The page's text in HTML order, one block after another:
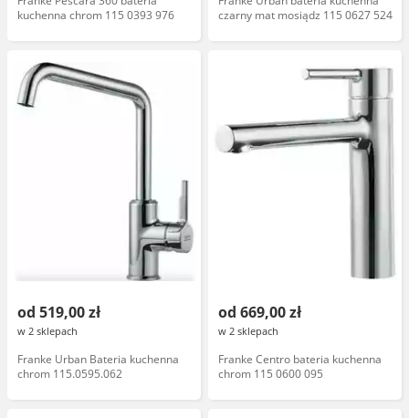
kuchenna chrom 115 0393 976
czarny mat mosiądz 115 0627 524
od 519,00 zł
w 2 sklepach
Franke Urban Bateria kuchenna
chrom 115.0595.062
od 669,00 zł
w 2 sklepach
Franke Centro bateria kuchenna
chrom 115 0600 095